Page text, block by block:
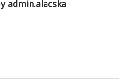
admin.alacska